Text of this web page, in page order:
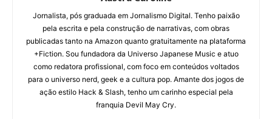
Jornalista, pós graduada em Jornalismo Digital. Tenho paixão
pela escrita e pela construção de narrativas, com obras
publicadas tanto na Amazon quanto gratuitamente na plataforma
+Fiction. Sou fundadora da Universo Japanese Music e atuo
como redatora profissional, com foco em conteúdos voltados
para o universo nerd, geek e a cultura pop. Amante dos jogos de
ação estilo Hack & Slash, tenho um carinho especial pela
franquia Devil May Cry.